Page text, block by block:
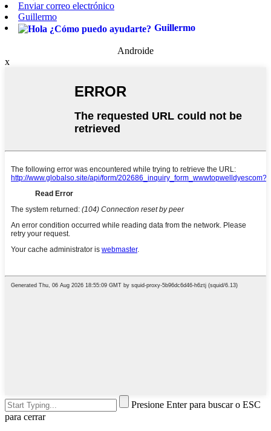
Enviar correo electrónico
Guillermo
Guillermo
Androide
x
Presione Enter para buscar o ESC
para cerrar